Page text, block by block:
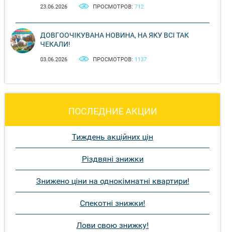
23.06.2026 ПРОСМОТРОВ: 712
ДОВГООЧІКУВАНА НОВИНА, НА ЯКУ ВСІ ТАК
ЧЕКАЛИ!
03.06.2026 ПРОСМОТРОВ: 1137
ПОСЛЕДНИЕ АКЦИИ
Тиждень акційних цін
Різдвяні знижки
Знижено ціни на однокімнатні квартири!
Спекотні знижки!
Лови свою знижку!